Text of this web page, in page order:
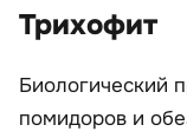
Трихофит
Биологический
помидоров и